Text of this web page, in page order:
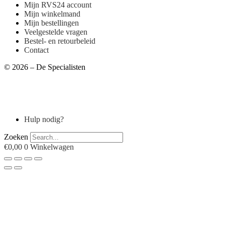
Mijn RVS24 account
Mijn winkelmand
Mijn bestellingen
Veelgestelde vragen
Bestel- en retourbeleid
Contact
© 2026 – De Specialisten
Hulp nodig?
Zoeken
€0,00 0 Winkelwagen